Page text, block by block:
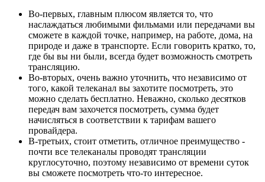
Во-первых, главным плюсом является то, что
наслаждаться любимыми фильмами или передачами вы
сможете в каждой точке, например, на работе, дома, на
природе и даже в транспорте. Если говорить кратко, то,
где бы вы ни были, всегда будет возможность смотреть
трансляцию.
Во-вторых, очень важно уточнить, что независимо от
того, какой телеканал вы захотите посмотреть, это
можно сделать бесплатно. Неважно, сколько десятков
передач вам захочется посмотреть, сумма будет
начисляться в соответствии к тарифам вашего
провайдера.
В-третьих, стоит отметить, отличное преимущество -
почти все телеканалы проводят трансляции
круглосуточно, поэтому независимо от времени суток
вы сможете посмотреть что-то интересное.